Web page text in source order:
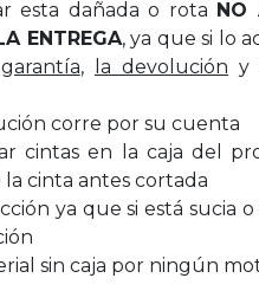
esta dañada o rota NO
ENTREGA, ya que si lo
, la devolución y
corre por su cuenta
cintas en la caja del
la cinta antes cortada
ya que si está sucia
sin caja por ningún